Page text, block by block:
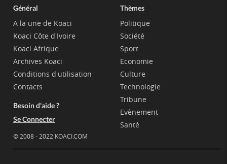
Général
A la une de Koaci
Koaci Côte d'Ivoire
Koaci Afrique
Archives Koaci
Conditions d'utilisation
Contacts
Besoin d'aide ?
Se Connecter
© 2008 - 2022 KOACI.COM
Thèmes
Politique
Société
Sport
Economie
Culture
Technologie
Tribune
Evènement
Santé